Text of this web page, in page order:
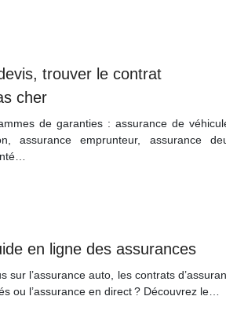
trouver le contrat
cher
de garanties : assurance de
assurance emprunteur, assurance
en ligne des assurances
sur l’assurance auto, les contrats
ou l’assurance en direct ? Découvrez le…